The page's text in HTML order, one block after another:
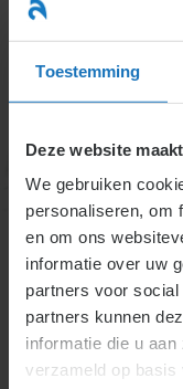
Toestemming
Deze website
We gebruiken
personaliseren, om
en om ons
informatie over uw
partners voor
partners kunnen
informatie die u
verzameld op basis
naar
inhoud
Werkgevers